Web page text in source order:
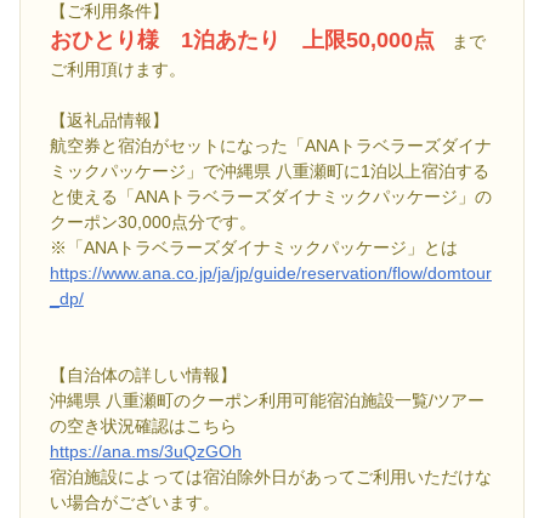
【ご利用条件】
おひとり様 1泊あたり 上限50,000点
まで
ご利用頂けます。
【返礼品情報】
航空券と宿泊がセットになった「ANAトラベラーズダイナ
ミックパッケージ」で沖縄県 八重瀬町に1泊以上宿泊する
と使える「ANAトラベラーズダイナミックパッケージ」の
クーポン30,000点分です。
※「ANAトラベラーズダイナミックパッケージ」とは
https://www.ana.co.jp/ja/jp/guide/reservation/flow/domtour
_dp/
【自治体の詳しい情報】
沖縄県 八重瀬町のクーポン利用可能宿泊施設一覧/ツアー
の空き状況確認はこちら
https://ana.ms/3uQzGOh
宿泊施設によっては宿泊除外日があってご利用いただけな
い場合がございます。